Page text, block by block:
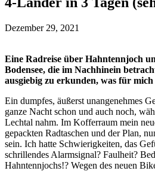
Dezember 29, 2021
Eine Radreise über Hahntennjoch
Bodensee, die im Nachhinein
ausgiebig zu erkunden, was für
Ein dumpfes, äußerst unangenehmes
ganze Nacht schon und auch noch,
Lechtal nahm. Im Kofferraum mein
gepackten Radtaschen und der Plan,
sein. Ich hatte Schwierigkeiten, das
schrillendes Alarmsignal? Faulheit?
Hahntennjochs!? Wegen des neuen